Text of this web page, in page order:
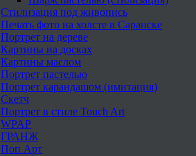
Стилизация под живопись
Печать фото на холсте в Саранске
Портрет на дереве
Картины на досках
Картины маслом
Портрет пастелью
Портрет карандашом (имитация)
Скетч
Портрет в стиле Touch Art
WPAP
ГРАНЖ
Поп Арт